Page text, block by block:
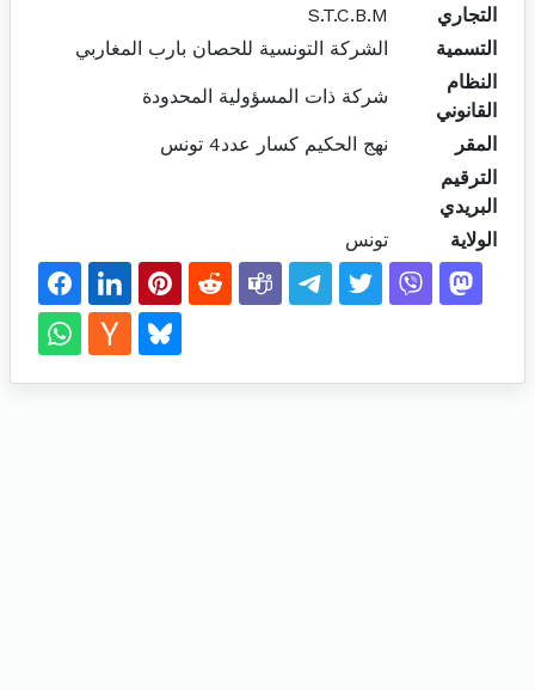
التجاري
S.T.C.B.M
التسمية
الشركة التونسية للحصان بارب المغاربي
النظام
القانوني
شركة ذات المسؤولية المحدودة
المقر
نهج الحكيم كسار عدد4 تونس
الترقيم
البريدي
الولاية
تونس